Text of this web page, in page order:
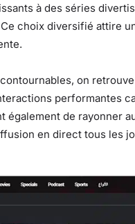
à des séries
choix diversifié attire
on
performantes
également de rayonner
en direct tous les